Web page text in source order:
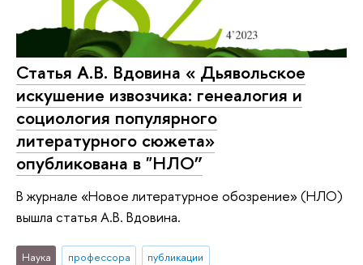
Статья А.В. Вдовина « Дьявольское
искушение извозчика: генеалогия и
социология популярного
литературного сюжета»
опубликована в "НЛО”
В журнале «Новое литературное обозрение» (НЛО)
вышла статья А.В. Вдовина.
Наука профессора
публикации